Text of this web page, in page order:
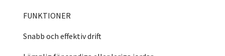
FUNKTIONER
Snabb och effektiv drift